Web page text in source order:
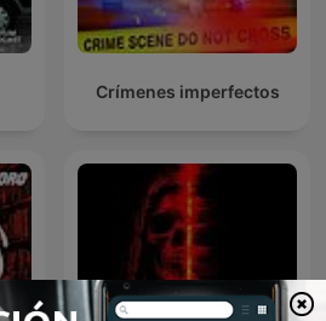
Crímenes imperfectos